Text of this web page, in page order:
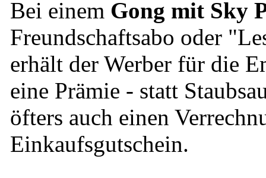
Bei einem Gong mit Sky
Freundschaftsabo oder
erhält der Werber für die
eine Prämie - statt
öfters auch einen
Einkaufsgutschein.